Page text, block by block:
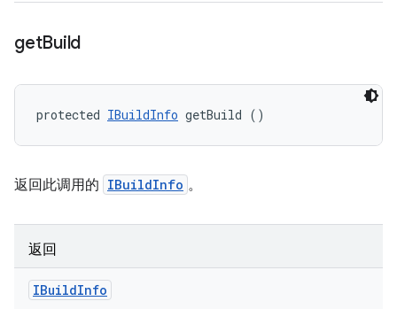
getBuild
protected IBuildInfo getBuild ()
返回此调用的 IBuildInfo 。
返回
IBuildInfo